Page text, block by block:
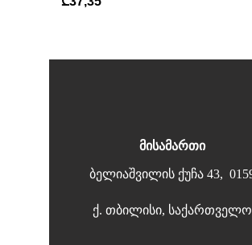
მისამართი
ბელიაშვილის ქუჩა 43,
ქ. თბილისი, საქართველო